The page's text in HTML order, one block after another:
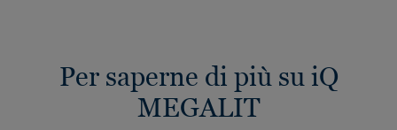
Per saperne di più su iQ
MEGALIT